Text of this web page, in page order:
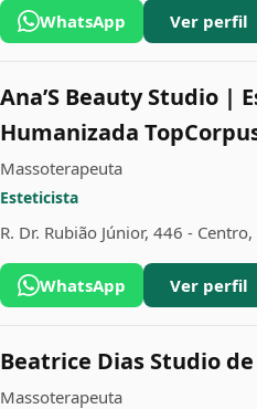
WhatsApp Ver perfil
Ana’S Beauty Studio |
Humanizada
Massoterapeuta
Esteticista
R. Dr. Rubião Júnior, 446 -
WhatsApp Ver perfil
Beatrice Dias Studio
Massoterapeuta